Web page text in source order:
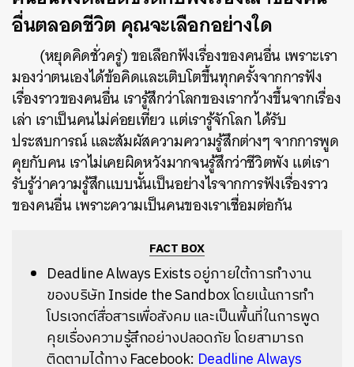
อื่นตลอดชีวิต คุณจะเลือกอย่างใด
(หยุดคิดชั่วครู่) ขอเลือกฟังเรื่องของคนอื่น เพราะเรา
มองว่าตนเองได้ข้อคิดและเติบโตขึ้นทุกครั้งจากการฟัง
เรื่องราวของคนอื่น เรารู้สึกว่าโลกของเรากว้างขึ้นจากเรื่อง
เล่า เราเป็นคนไม่ค่อยเที่ยว แต่เรารู้จักโลก ได้รับ
ประสบการณ์ และสัมผัสความความรู้สึกต่างๆ จากการพูด
คุยกับคน เราไม่เคยผิดหวังมากจนรู้สึกว่าชีวิตพัง แต่เรา
รับรู้ว่าความรู้สึกแบบนั้นเป็นอย่างไรจากการฟังเรื่องราว
ของคนอื่น เพราะความเป็นคนของเราเชื่อมต่อกัน
FACT BOX
Deadline Always Exists อยู่ภายใต้การทำงาน
ของบริษัท Inside the Sandbox โดยเน้นการทำ
โปรเจกต์สื่อสารเพื่อสังคม และเป็นพื้นที่ในการพูด
คุยเรื่องความรู้สึกอย่างปลอดภัย โดยสามารถ
ติดตามได้ทาง Facebook: Deadline Always